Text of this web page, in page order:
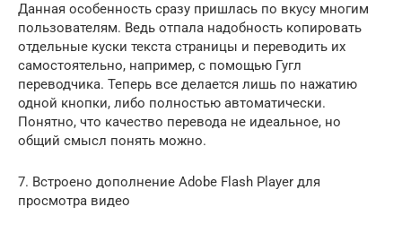
Данная особенность сразу пришлась по вкусу многим
пользователям. Ведь отпала надобность копировать
отдельные куски текста страницы и переводить их
самостоятельно, например, с помощью Гугл
переводчика. Теперь все делается лишь по нажатию
одной кнопки, либо полностью автоматически.
Понятно, что качество перевода не идеальное, но
общий смысл понять можно.
7. Встроено дополнение Adobe Flash Player для
просмотра видео